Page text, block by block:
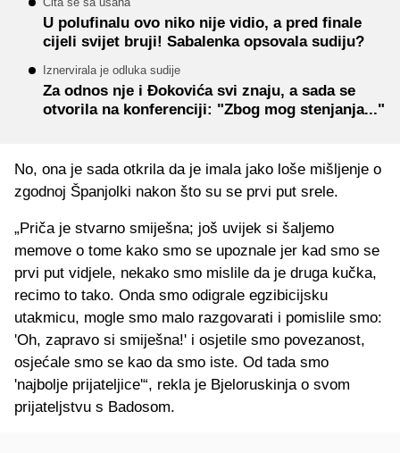
U polufinalu ovo niko nije vidio, a pred finale
cijeli svijet bruji! Sabalenka opsovala sudiju?
Iznervirala je odluka sudije
Za odnos nje i Đokovića svi znaju, a sada se
otvorila na konferenciji: "Zbog mog stenjanja..."
No, ona je sada otkrila da je imala jako loše mišljenje o
zgodnoj Španjolki nakon što su se prvi put srele.
„Priča je stvarno smiješna; još uvijek si šaljemo
memove o tome kako smo se upoznale jer kad smo se
prvi put vidjele, nekako smo mislile da je druga kučka,
recimo to tako. Onda smo odigrale egzibicijsku
utakmicu, mogle smo malo razgovarati i pomislile smo:
'Oh, zapravo si smiješna!' i osjetile smo povezanost,
osjećale smo se kao da smo iste. Od tada smo
'najbolje prijateljice'“, rekla je Bjeloruskinja o svom
prijateljstvu s Badosom.